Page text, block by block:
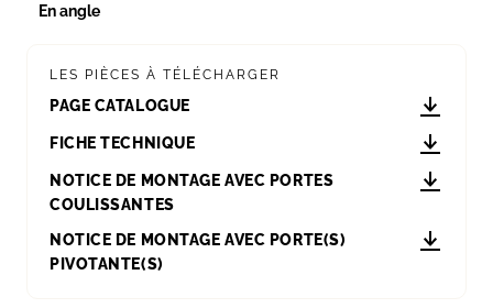
En angle
LES PIÈCES À TÉLÉCHARGER
PAGE CATALOGUE
FICHE TECHNIQUE
NOTICE DE MONTAGE AVEC PORTES
COULISSANTES
NOTICE DE MONTAGE AVEC PORTE(S)
PIVOTANTE(S)